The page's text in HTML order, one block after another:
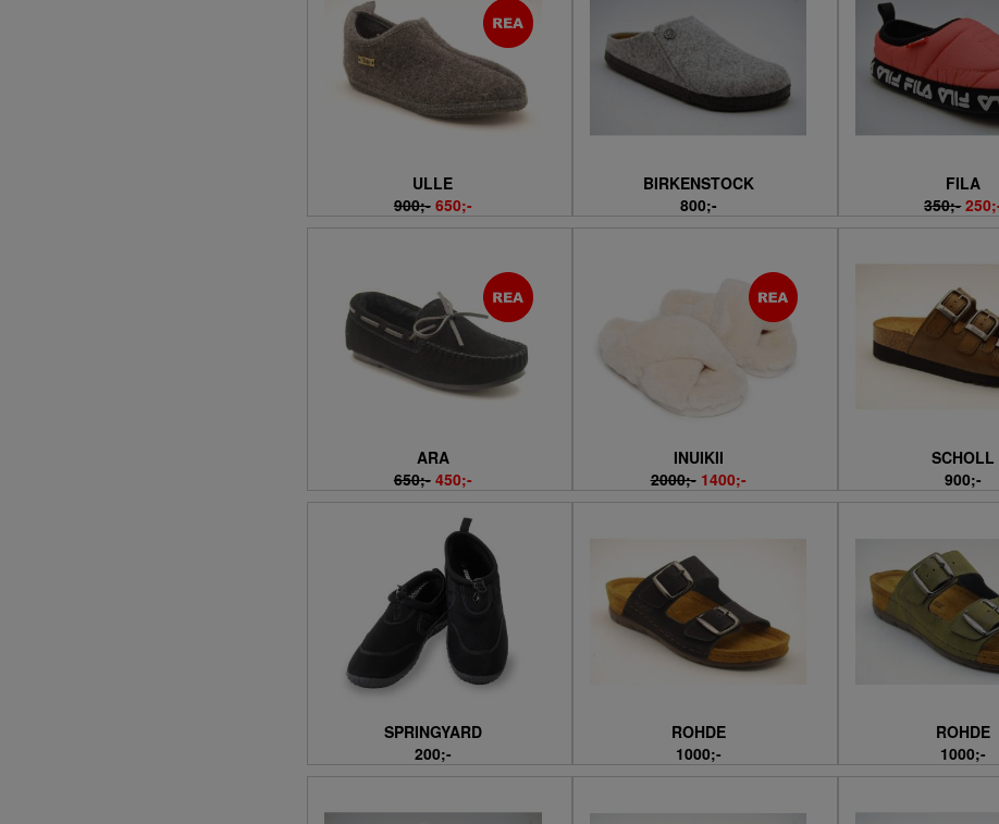
ULLE
900;- 650;-
BIRKENSTOCK
800;-
FILA
350;-
ARA
650;- 450;-
INUIKII
2000;- 1400;-
SCHOLL
900;-
SPRINGYARD
200;-
ROHDE
1000;-
ROHDE
1000;-